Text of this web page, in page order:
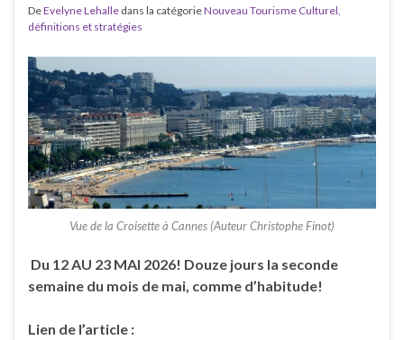
DeEvelyne Lehalle dans la catégorieNouveau Tourisme Culturel,
définitions et stratégies
Vue de la Croisette à Cannes (Auteur Christophe Finot)
Du 12 AU 23 MAI 2026! Douze jours la seconde
semaine du mois de mai, comme d’habitude!
Lien de l’article :